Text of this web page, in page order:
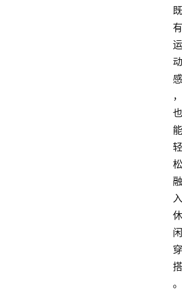
既
有
运
动
感
，
也
能
轻
松
融
入
休
闲
穿
搭
。